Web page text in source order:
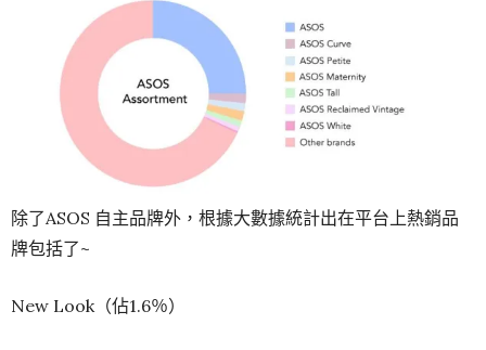
除了ASOS 自主品牌外，根據大數據統計出在平台上熱銷品
牌包括了~
New Look（佔1.6％）